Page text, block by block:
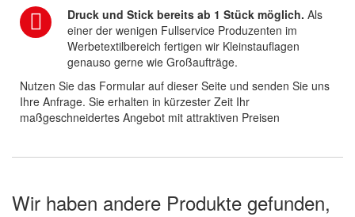
Druck und Stick bereits ab 1 Stück möglich. Als
einer der wenigen Fullservice Produzenten im
Werbetextilbereich fertigen wir Kleinstauflagen
genauso gerne wie Großaufträge.
Nutzen Sie das Formular auf dieser Seite und senden Sie uns
Ihre Anfrage. Sie erhalten in kürzester Zeit Ihr
maßgeschneidertes Angebot mit attraktiven Preisen
Wir haben andere Produkte gefunden,